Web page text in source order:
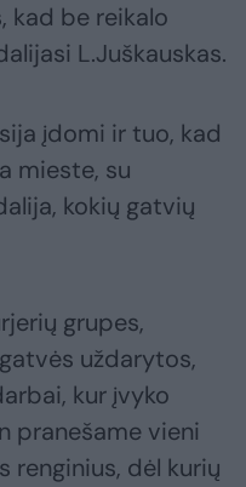
kad be reikalo
L.Juškauskas.
įdomi ir tuo, kad
mieste, su
kokių gatvių
grupes,
uždarytos,
kur įvyko
pranešame vieni
renginius, dėl kurių